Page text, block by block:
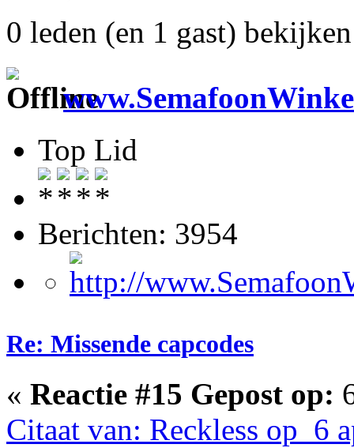
0 leden (en 1 gast)
Top Lid
Berichten: 3954
Re: Missende capcodes
« Reactie #15 Gepost op:
Citaat van: Reckless op 6